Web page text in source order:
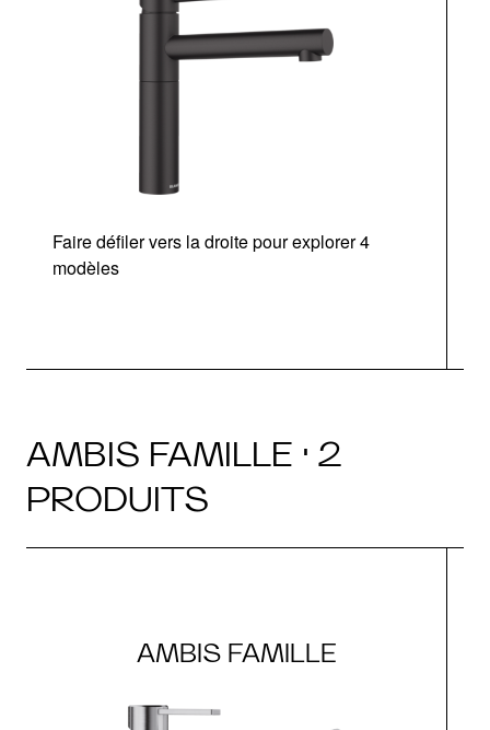
Faire défiler vers la droite pour explorer 4
modèles
AMBIS FAMILLE · 2
PRODUITS
AMBIS FAMILLE